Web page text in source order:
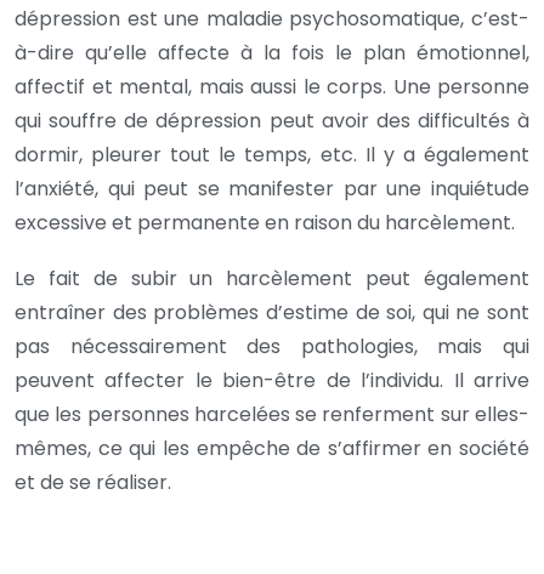
dépression est une maladie psychosomatique, c’est-
à-dire qu’elle affecte à la fois le plan émotionnel,
affectif et mental, mais aussi le corps. Une personne
qui souffre de dépression peut avoir des difficultés à
dormir, pleurer tout le temps, etc. Il y a également
l’anxiété, qui peut se manifester par une inquiétude
excessive et permanente en raison du harcèlement.
Le fait de subir un harcèlement peut également
entraîner des problèmes d’estime de soi, qui ne sont
pas nécessairement des pathologies, mais qui
peuvent affecter le bien-être de l’individu. Il arrive
que les personnes harcelées se renferment sur elles-
mêmes, ce qui les empêche de s’affirmer en société
et de se réaliser.